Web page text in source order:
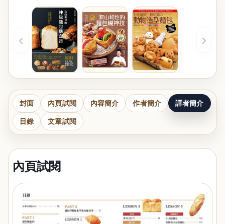
‹ ›
封面 內頁試閱 內容簡介 作者簡介 譯者簡介
目錄 文章試閱
內頁試閱